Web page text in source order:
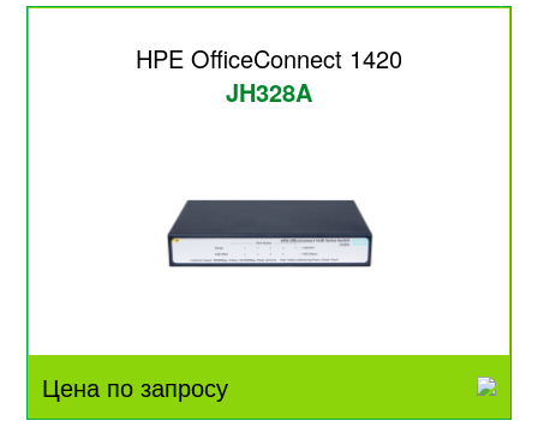
HPE OfficeConnect 1420
JH328A
Цена по запросу